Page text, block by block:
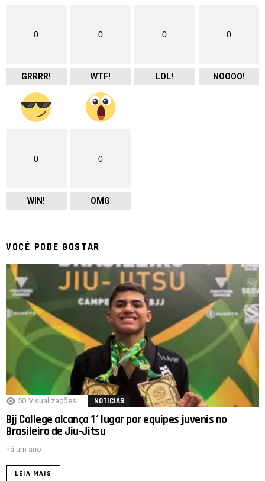
0
GRRRR!
0
WTF!
0
LOL!
0
NOOOO!
0
WIN!
0
OMG
VOCÊ PODE GOSTAR
50 Visualizações NOTICIAS
Bjj College alcança 1° lugar por equipes juvenis no
Brasileiro de Jiu-Jitsu
há um ano
LEIA MAIS